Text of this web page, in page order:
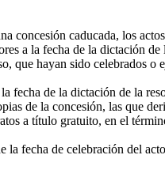
caducada, los
a la fecha de la dictación
que hayan sido celebrados
fecha de la dictación de la
de la concesión, las que
a título gratuito, en el
la fecha de celebración del